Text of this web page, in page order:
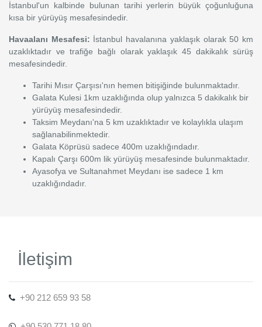
İstanbul'un kalbinde bulunan tarihi yerlerin büyük çoğunluğuna
kısa bir yürüyüş mesafesindedir.
Havaalanı Mesafesi: İstanbul havalanına yaklaşık olarak 50 km
uzaklıktadır ve trafiğe bağlı olarak yaklaşık 45 dakikalık sürüş
mesafesindedir.
Tarihi Mısır Çarşısı'nın hemen bitişiğinde bulunmaktadır.
Galata Kulesi 1km uzaklığında olup yalnızca 5 dakikalık bir
yürüyüş mesafesindedir.
Taksim Meydanı'na 5 km uzaklıktadır ve kolaylıkla ulaşım
sağlanabilinmektedir.
Galata Köprüsü sadece 400m uzaklığındadır.
Kapalı Çarşı 600m lik yürüyüş mesafesinde bulunmaktadır.
Ayasofya ve Sultanahmet Meydanı ise sadece 1 km
uzaklığındadır.
İletişim
+90 212 659 93 58